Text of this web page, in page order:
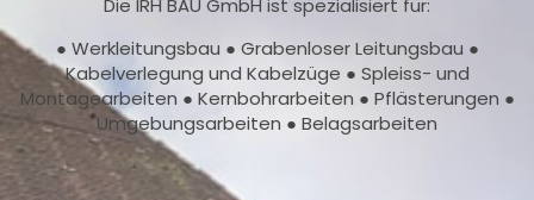
● Werkleitungsbau ● Grabenloser Leitungsbau ●
Kabelverlegung und Kabelzüge ● Spleiss- und
Montagearbeiten ● Kernbohrarbeiten ● Pflästerungen ●
Umgebungsarbeiten ● Belagsarbeiten